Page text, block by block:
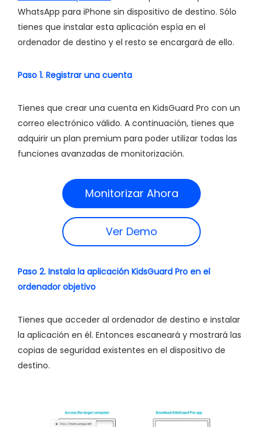
WhatsApp para iPhone sin dispositivo de destino. Sólo
tienes que instalar esta aplicación espía en el
ordenador de destino y el resto se encargará de ello.
Paso 1. Registrar una cuenta
Tienes que crear una cuenta en KidsGuard Pro con un
correo electrónico válido. A continuación, tienes que
adquirir un plan premium para poder utilizar todas las
funciones avanzadas de monitorización.
Monitorizar Ahora
Ver Demo
Paso 2. Instala la aplicación KidsGuard Pro en el
ordenador objetivo
Tienes que acceder al ordenador de destino e instalar
la aplicación en él. Entonces escaneará y mostrará las
copias de seguridad existentes en el dispositivo de
destino.